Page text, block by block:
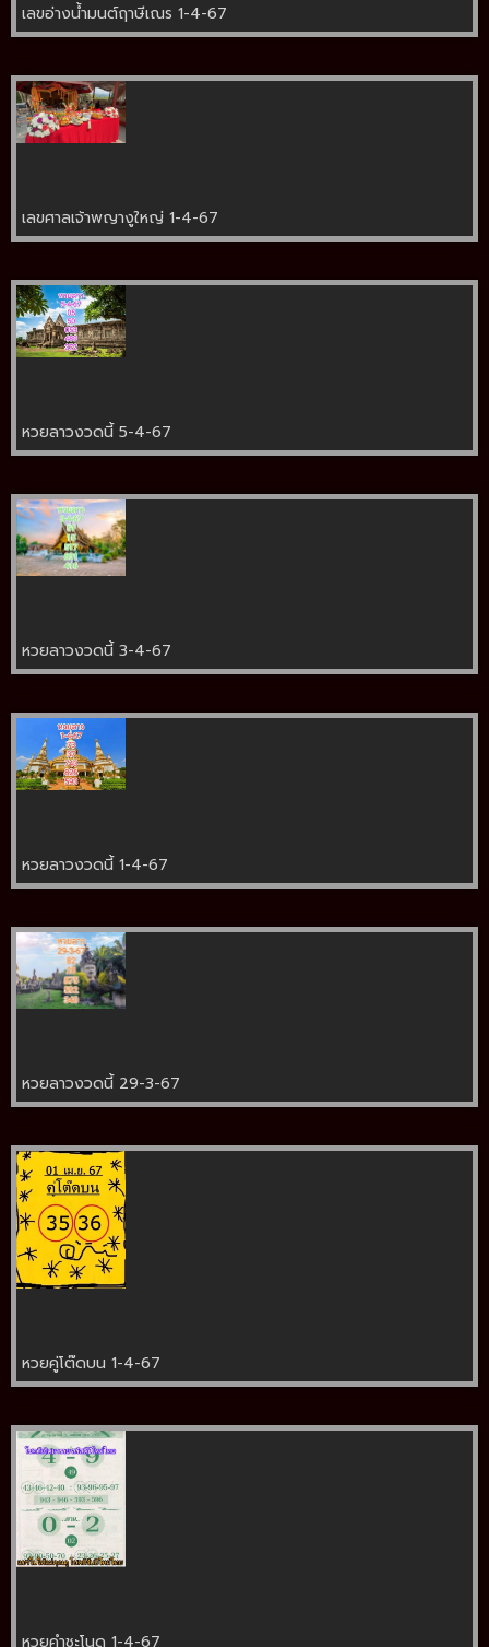
เลขอ่างน้ำมนต์ฤาษีเณร 1-4-67
เลขศาลเจ้าพญางูใหญ่ 1-4-67
หวยลาวงวดนี้ 5-4-67
หวยลาวงวดนี้ 3-4-67
หวยลาวงวดนี้ 1-4-67
หวยลาวงวดนี้ 29-3-67
หวยคู่โต๊ดบน 1-4-67
หวยคำชะโนด 1-4-67